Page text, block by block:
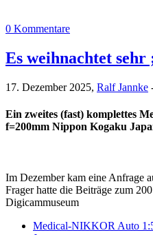
0 Kommentare
Es weihnachtet sehr
17. Dezember 2025, Ralf Jannke
Ein zweites (fast) komplettes
f=200mm Nippon Kogaku
Im Dezember kam eine Anfrage
Frager hatte die Beiträge zum
Digicammuseum
Medical-NIKKOR Auto